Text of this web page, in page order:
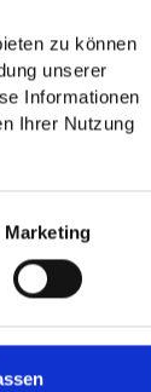
zu können
unserer
Informationen
Ihrer Nutzung
Marketing